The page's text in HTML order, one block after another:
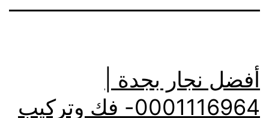
أفضل نجار بجدة |
0001116964- فك وتركيب